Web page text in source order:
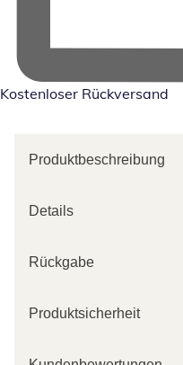
Kostenloser Rückversand
Produktbeschreibung
Details
Rückgabe
Produktsicherheit